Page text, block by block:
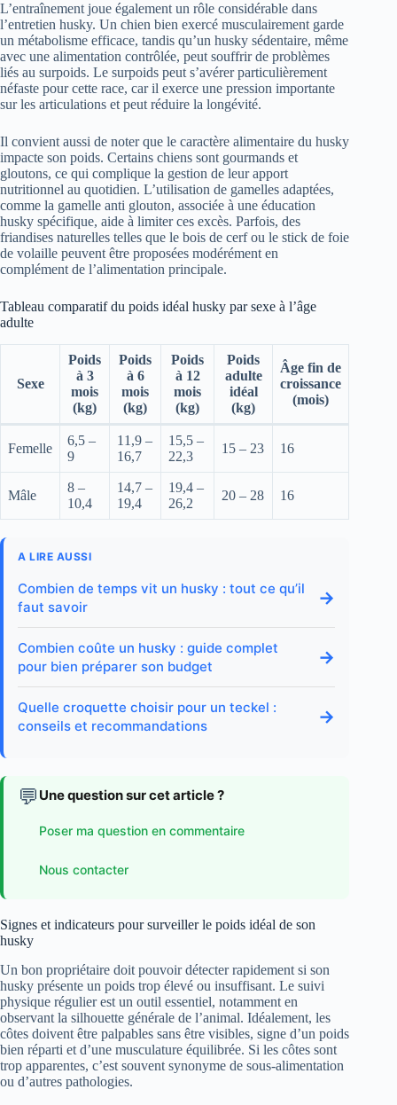
L’entraînement joue également un rôle considérable dans
l’entretien husky. Un chien bien exercé musculairement garde
un métabolisme efficace, tandis qu’un husky sédentaire, même
avec une alimentation contrôlée, peut souffrir de problèmes
liés au surpoids. Le surpoids peut s’avérer particulièrement
néfaste pour cette race, car il exerce une pression importante
sur les articulations et peut réduire la longévité.
Il convient aussi de noter que le caractère alimentaire du husky
impacte son poids. Certains chiens sont gourmands et
gloutons, ce qui complique la gestion de leur apport
nutritionnel au quotidien. L’utilisation de gamelles adaptées,
comme la gamelle anti glouton, associée à une éducation
husky spécifique, aide à limiter ces excès. Parfois, des
friandises naturelles telles que le bois de cerf ou le stick de foie
de volaille peuvent être proposées modérément en
complément de l’alimentation principale.
Tableau comparatif du poids idéal husky par sexe à l’âge
adulte
Sexe
Poids
à 3
mois
(kg)
Poids
à 6
mois
(kg)
Poids
à 12
mois
(kg)
Poids
adulte
idéal
(kg)
Âge fin de
croissance
(mois)
Femelle
6,5 –
9
11,9 –
16,7
15,5 –
22,3
15 – 23 16
Mâle
8 –
10,4
14,7 –
19,4
19,4 –
26,2
20 – 28 16
A LIRE AUSSI
Combien de temps vit un husky : tout ce qu’il
faut savoir
→
Combien coûte un husky : guide complet
pour bien préparer son budget
→
Quelle croquette choisir pour un teckel :
conseils et recommandations
→
💬 Une question sur cet article ?
Poser ma question en commentaire
Nous contacter
Signes et indicateurs pour surveiller le poids idéal de son
husky
Un bon propriétaire doit pouvoir détecter rapidement si son
husky présente un poids trop élevé ou insuffisant. Le suivi
physique régulier est un outil essentiel, notamment en
observant la silhouette générale de l’animal. Idéalement, les
côtes doivent être palpables sans être visibles, signe d’un poids
bien réparti et d’une musculature équilibrée. Si les côtes sont
trop apparentes, c’est souvent synonyme de sous-alimentation
ou d’autres pathologies.